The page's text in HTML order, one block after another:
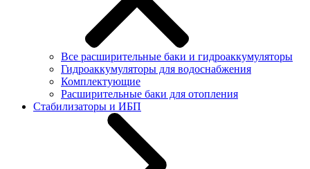
Все расширительные баки и гидроаккумуляторы
Гидроаккумуляторы для водоснабжения
Комплектующие
Расширительные баки для отопления
Стабилизаторы и ИБП